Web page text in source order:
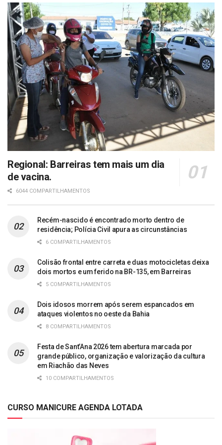
Regional: Barreiras tem mais um dia
de vacina.
6044 COMPARTILHAMENTOS
Recém-nascido é encontrado morto dentro de
residência; Polícia Civil apura as circunstâncias
6 COMPARTILHAMENTOS
Colisão frontal entre carreta e duas motocicletas deixa
dois mortos e um ferido na BR-135, em Barreiras
5 COMPARTILHAMENTOS
Dois idosos morrem após serem espancados em
ataques violentos no oeste da Bahia
8 COMPARTILHAMENTOS
Festa de Sant’Ana 2026 tem abertura marcada por
grande público, organização e valorização da cultura
em Riachão das Neves
10 COMPARTILHAMENTOS
CURSO MANICURE AGENDA LOTADA